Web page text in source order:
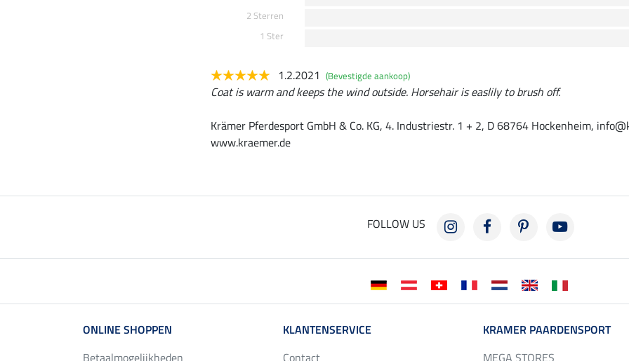
2 Sterren
1 Ster
1.2.2021 (Bevestigde aankoop)
Coat is warm and keeps the wind outside. Horsehair is easlily to brush off.
Krämer Pferdesport GmbH & Co. KG, 4. Industriestr. 1 + 2, D 68764 Hockenheim,
www.kraemer.de
FOLLOW US
ONLINE SHOPPEN
Betaalmogelijkheden
KLANTENSERVICE
Contact
KRAMER PAARDENSPORT
MEGA STORES